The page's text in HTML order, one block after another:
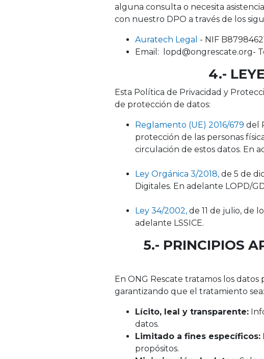
alguna consulta o necesita
con nuestro DPO a través de los
Auratech Legal - NIF
Email: lopd@ongrescate.org-
4.-
Esta Política de Privacidad y
de protección de datos:
Reglamento (UE) 2016/679 del
protección de las personas
circulación de estos datos. En
Ley Orgánica 3/2018, de 5 de
Digitales. En adelante LOPD/
Ley 34/2002, de 11 de julio, de
adelante LSSICE.
5.- PRINCIPIOS
En ONG Rescate tratamos los
garantizando que el tratamiento sea:
Lícito, leal y transparente:
datos.
Limitado a fines específicos:
propósitos.